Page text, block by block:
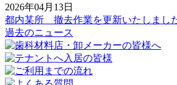
2026年04月13日
都内某所 撤去作業を更新いたしまし
過去のニュース